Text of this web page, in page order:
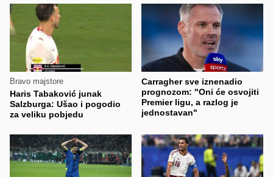
Bravo majstore
Haris Tabaković junak
Salzburga: Ušao i pogodio
za veliku pobjedu
Carragher sve iznenadio
prognozom: "Oni će osvojiti
Premier ligu, a razlog je
jednostavan"